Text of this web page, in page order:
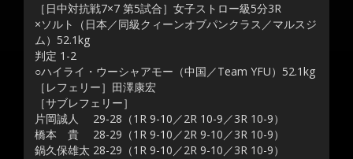
［日中対抗戦7×7 第5試合］女子ストロー級5分3R
×ソルト（日本／同級クィーンオブパンクラス／マルスジ
ム）52.1kg
判定 1-2
○ハイライ・ウーシャアモー（中国／Team YFU）52.1kg
［レフェリー］田澤康宏
［サブレフェリー］
片岡誠人 29-28（1R 9-10／2R 10-9／3R 10-9）
橋本 貴 28-29（1R 9-10／2R 9-10／3R 10-9）
鍋久保雄太 28-29（1R 9-10／2R 9-10／3R 10-9）